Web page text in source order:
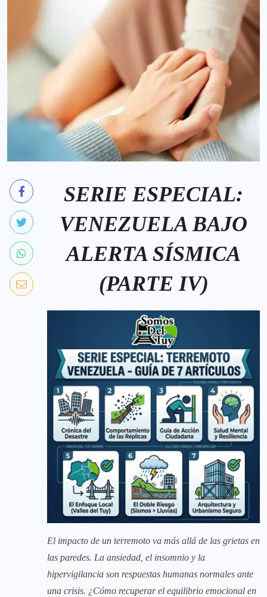
SERIE ESPECIAL:
VENEZUELA BAJO
ALERTA SÍSMICA
(PARTE IV)
El impacto de un terremoto va más allá de las grietas en
las paredes. La ansiedad, el insomnio y la
hipervigilancia son respuestas humanas normales ante
una crisis. ¿Cómo recuperar el equilibrio emocional en